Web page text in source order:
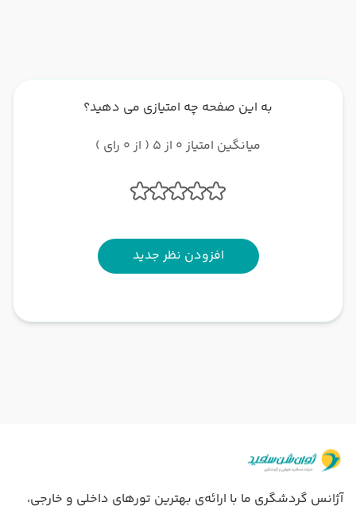
به این صفحه چه امتیازی می دهید؟
میانگین امتیاز 0 از 5 ( از 0 رای )
افزودن نظر جدید
آژانس گردشگری ما با ارائه‌ی بهترین تورهای داخلی و خارجی،